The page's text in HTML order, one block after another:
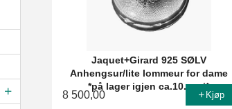
Jaquet+Girard 925 SØLV
Anhengsur/lite lommeur for dame
*på lager igjen ca.10. mai*
8 500,00 Kjøp